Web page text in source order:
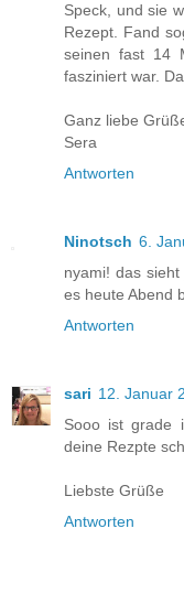
Speck, und sie
Rezept. Fand
seinen fast 14
fasziniert war.
Ganz liebe
Sera
Antworten
Ninotsch 6.
nyami! das
es heute Abend
Antworten
sari 12. Januar
Sooo ist grade
deine Rezpte
Liebste Grüße
Antworten